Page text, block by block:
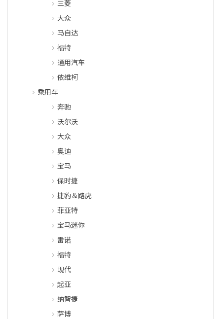
三菱
大众
马自达
福特
通用汽车
依维柯
乘用车
奔驰
沃尔沃
大众
奥迪
宝马
保时捷
捷豹＆路虎
菲亚特
宝马迷你
雷诺
福特
现代
起亚
纳智捷
萨博